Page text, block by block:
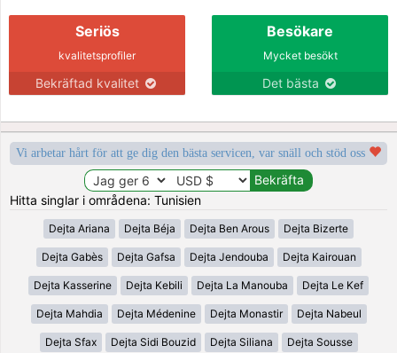
Seriös
kvalitetsprofiler
Bekräftad kvalitet
Besökare
Mycket besökt
Det bästa
Vi arbetar hårt för att ge dig den bästa servicen, var snäll och stöd oss
Hitta singlar i områdena: Tunisien
Dejta Ariana Dejta Béja Dejta Ben Arous Dejta Bizerte
Dejta Gabès Dejta Gafsa Dejta Jendouba Dejta Kairouan
Dejta Kasserine Dejta Kebili Dejta La Manouba Dejta Le Kef
Dejta Mahdia Dejta Médenine Dejta Monastir Dejta Nabeul
Dejta Sfax Dejta Sidi Bouzid Dejta Siliana Dejta Sousse